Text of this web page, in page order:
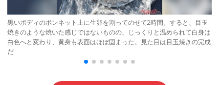
黒いボディのボンネット上に生卵を割ってのせて2時間。すると、目玉
焼きのような焼いた感じではないものの、じっくりと温められて白身は
白色へと変わり、黄身も表面はほぼ固まった。見た目は目玉焼きの完成
だ